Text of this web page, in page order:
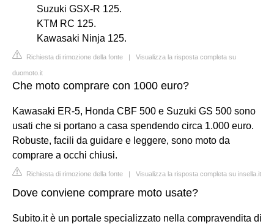
Suzuki GSX-R 125.
KTM RC 125.
Kawasaki Ninja 125.
Richiesta di rimozione della fonte | Visualizza la risposta completa su
duomoto.it
Che moto comprare con 1000 euro?
Kawasaki ER-5, Honda CBF 500 e Suzuki GS 500 sono
usati che si portano a casa spendendo circa 1.000 euro.
Robuste, facili da guidare e leggere, sono moto da
comprare a occhi chiusi.
Richiesta di rimozione della fonte | Visualizza la risposta completa su insella.it
Dove conviene comprare moto usate?
Subito.it è un portale specializzato nella compravendita di